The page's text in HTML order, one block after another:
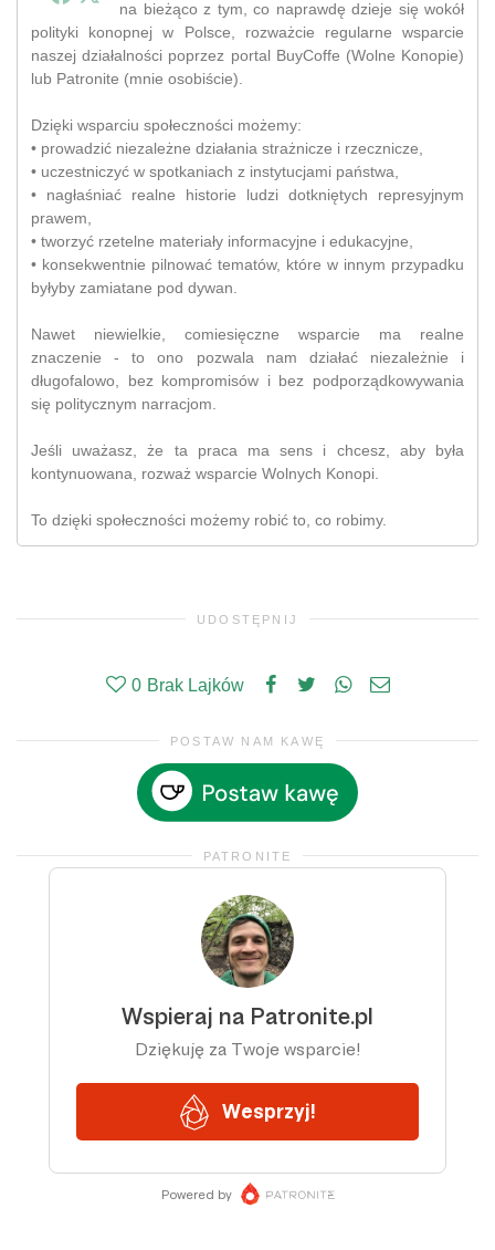
na bieżąco z tym, co naprawdę dzieje się wokół
polityki konopnej w Polsce, rozważcie regularne wsparcie
naszej działalności poprzez portal BuyCoffe (Wolne Konopie)
lub Patronite (mnie osobiście).
Dzięki wsparciu społeczności możemy:
• prowadzić niezależne działania strażnicze i rzecznicze,
• uczestniczyć w spotkaniach z instytucjami państwa,
• nagłaśniać realne historie ludzi dotkniętych represyjnym
prawem,
• tworzyć rzetelne materiały informacyjne i edukacyjne,
• konsekwentnie pilnować tematów, które w innym przypadku
byłyby zamiatane pod dywan.
Nawet niewielkie, comiesięczne wsparcie ma realne
znaczenie - to ono pozwala nam działać niezależnie i
długofalowo, bez kompromisów i bez podporządkowywania
się politycznym narracjom.
Jeśli uważasz, że ta praca ma sens i chcesz, aby była
kontynuowana, rozważ wsparcie Wolnych Konopi.
To dzięki społeczności możemy robić to, co robimy.
UDOSTĘPNIJ
0 Brak Lajków
POSTAW NAM KAWĘ
PATRONITE